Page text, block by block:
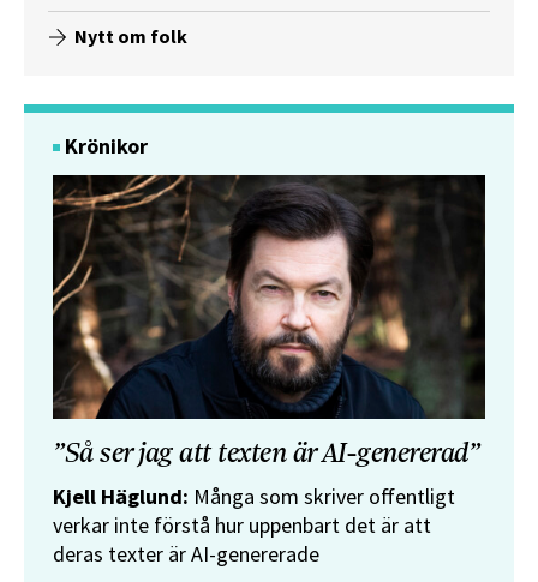
Nytt om folk
Krönikor
”Så ser jag att texten är AI-genererad”
Kjell Häglund: Många som skriver offentligt
verkar inte förstå hur uppenbart det är att
deras texter är AI-genererade